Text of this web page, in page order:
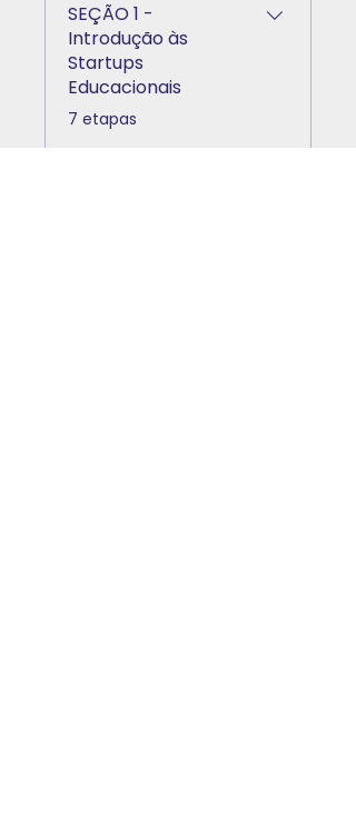
SEÇÃO 1 -
Introdução às
Startups
Educacionais
.7 etapas